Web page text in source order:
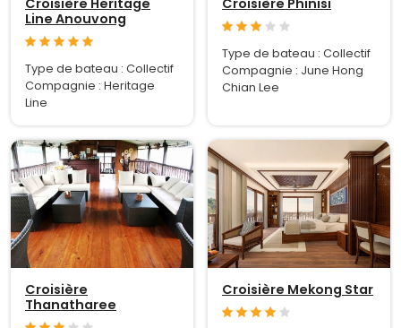
Line Anouvong
Type de bateau : Collectif
Compagnie : Heritage
Line
Type de bateau : Collectif
Compagnie : June Hong
Chian Lee
Croisière
Thanatharee
Croisière Mekong Star